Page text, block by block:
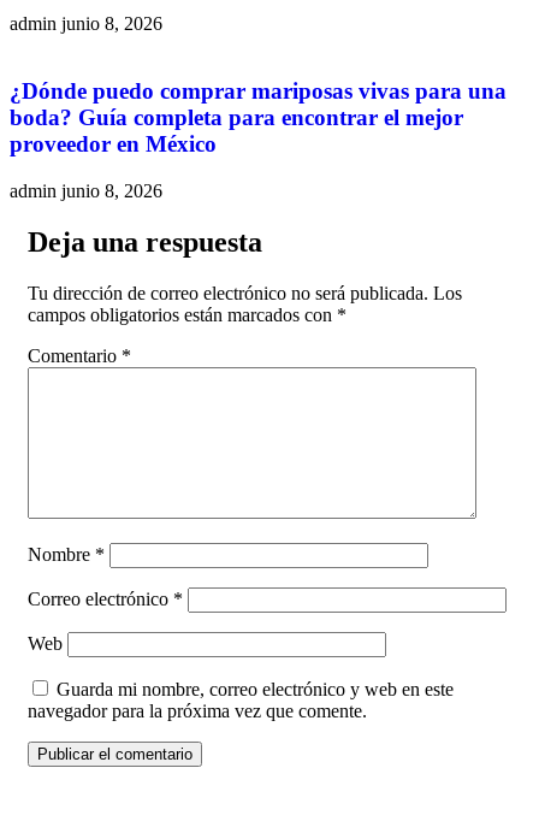
admin junio 8, 2026
¿Dónde puedo comprar mariposas vivas para una
boda? Guía completa para encontrar el mejor
proveedor en México
admin junio 8, 2026
Deja una respuesta
Tu dirección de correo electrónico no será publicada. Los
campos obligatorios están marcados con *
Comentario *
Nombre *
Correo electrónico *
Web
Guarda mi nombre, correo electrónico y web en este
navegador para la próxima vez que comente.